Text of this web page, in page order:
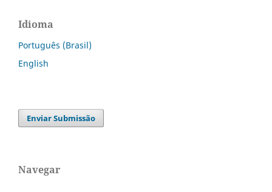
Idioma
Português (Brasil)
English
Enviar Submissão
Navegar